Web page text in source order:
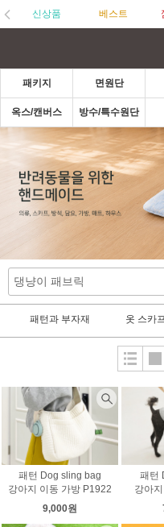
신상품 베스트
패키지 면원단
옥스/캔버스 방수/특수원단
패턴과 부자재
옷 스카
패턴 Dog sling bag
강아지 이동 가방 P1922
9,000원
패턴
강아